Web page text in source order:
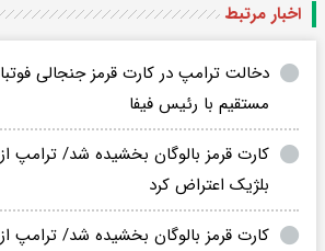
اخبار مرتبط
دخالت ترامپ در کارت قرمز جنجالی
مستقیم با رئیس فیفا
کارت قرمز بالوگان بخشیده شد/ ترامپ
بلژیک اعتراض کرد
کارت قرمز بالوگان بخشیده شد/ ترامپ